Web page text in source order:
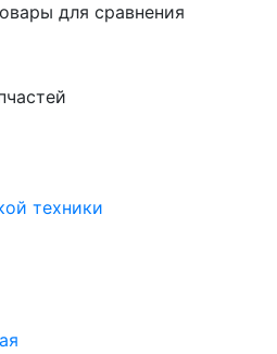
для сравнения
техники